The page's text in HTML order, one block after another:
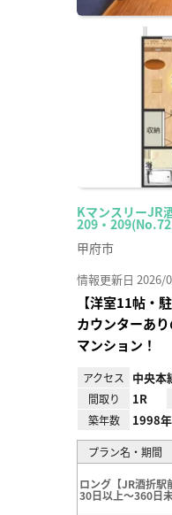
KマンスリーJR
209・
甲府市
情報更新日 2026/
【洋室11帖・
カウンターあ
マンション！
アクセス 中央本
間取り 1R
築年数 1998
プラン名・期間
ロング【JR酒折駅
30日以上～360日